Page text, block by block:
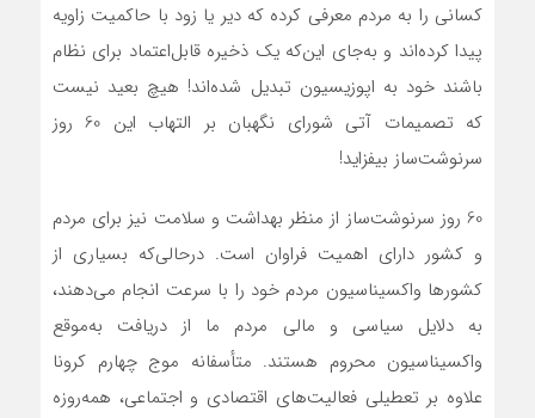
کساني را به مردم معرفي کرده که دير يا زود با حاکميت زاويه
پيدا کرده‌اند و به‌جاي اين‌که يک ذخيره قابل‌اعتماد براي نظام
باشند خود به اپوزيسيون تبديل شده‌اند! هيچ بعيد نيست
که تصميمات آتي شوراي نگهبان بر التهاب اين 60 روز
سرنوشت‌ساز بيفزايد!
60 روز سرنوشت‌ساز از منظر بهداشت و سلامت نيز براي مردم
و کشور داراي اهميت فراوان است. درحالي‌که بسياري از
کشورها واکسيناسيون مردم خود را با سرعت انجام مي‌دهند،
به دلايل سياسي و مالي مردم ما از دريافت به‌موقع
واکسيناسيون محروم هستند. متأسفانه موج چهارم کرونا
علاوه بر تعطيلي فعاليت‌هاي اقتصادي و اجتماعي، همه‌روزه